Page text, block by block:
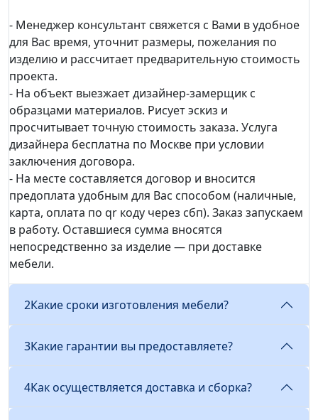
- Менеджер консультант свяжется с Вами в удобное
для Вас время, уточнит размеры, пожелания по
изделию и рассчитает предварительную стоимость
проекта.
- На объект выезжает дизайнер-замерщик с
образцами материалов. Рисует эскиз и
просчитывает точную стоимость заказа. Услуга
дизайнера бесплатна по Москве при условии
заключения договора.
- На месте составляется договор и вносится
предоплата удобным для Вас способом (наличные,
карта, оплата по qr коду через сбп). Заказ запускаем
в работу. Оставшиеся сумма вносятся
непосредственно за изделие — при доставке
мебели.
2Какие сроки изготовления мебели?
3Какие гарантии вы предоставляете?
4Как осуществляется доставка и сборка?